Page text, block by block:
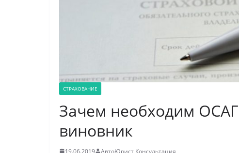
СТРАХОВАНИЕ
Зачем необходим
виновник
19.06.2019 АвтоЮрист Консультация